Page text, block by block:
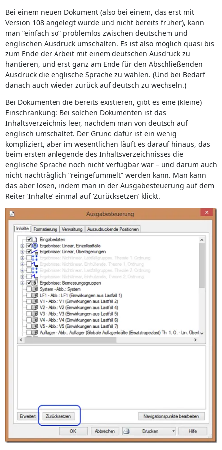
Bei einem neuen Dokument (also bei einem, das erst mit
Version 108 angelegt wurde und nicht bereits früher), kann
man “einfach so” problemlos zwischen deutschem und
englischen Ausdruck umschalten. Es ist also möglich quasi bis
zum Ende der Arbeit mit einem deutschen Ausdruck zu
hantieren, und erst ganz am Ende für den Abschließenden
Ausdruck die englische Sprache zu wählen. (Und bei Bedarf
danach auch wieder zurück auf deutsch zu wechseln.)
Bei Dokumenten die bereits existieren, gibt es eine (kleine)
Einschränkung: Bei solchen Dokumenten ist das
Inhaltsverzeichnis leer, nachdem man von deutsch auf
englisch umschaltet. Der Grund dafür ist ein wenig
kompliziert, aber im wesentlichen läuft es darauf hinaus, das
beim ersten anlegende des Inhaltsverzeichnisses die
englische Sprache noch nicht verfügbar war – und darum auch
nicht nachträglich “reingefummelt” werden kann. Man kann
das aber lösen, indem man in der Ausgabesteuerung auf dem
Reiter ‘Inhalte’ einmal auf ‘Zurücksetzen’ klickt.